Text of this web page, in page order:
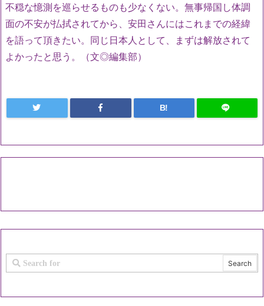
不穏な憶測を巡らせるものも少なくない。無事帰国し体調
面の不安が払拭されてから、安田さんにはこれまでの経緯
を語って頂きたい。同じ日本人として、まずは解放されて
よかったと思う。（文◎編集部）
B!